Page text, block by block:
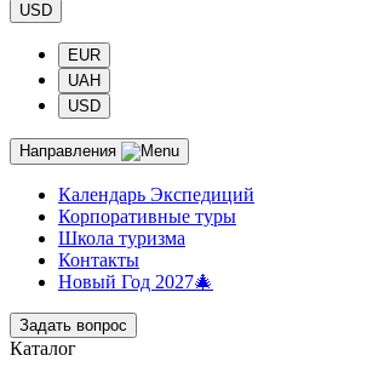
USD
EUR
UAH
USD
Направления
Календарь Экспедиций
Корпоративные туры
Школа туризма
Контакты
Новый Год 2027🎄
Задать вопрос
Каталог